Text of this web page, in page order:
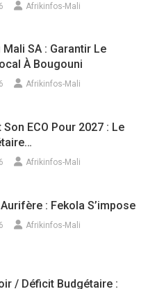
Afrikinfos-Mali
Mali SA : Garantir Le
À Bougouni
Afrikinfos-Mali
Son ECO Pour 2027 : Le
Afrikinfos-Mali
: Fekola S’impose
Afrikinfos-Mali
/ Déficit Budgétaire :